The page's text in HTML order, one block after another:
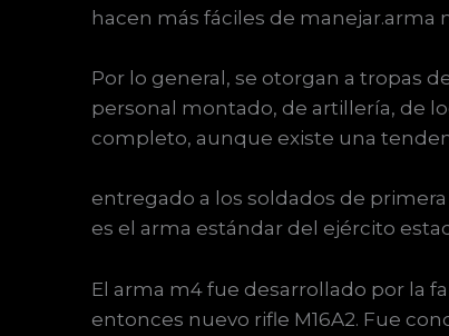
hacen más fáciles de manejar.arma
Por lo general, se otorgan a tropas
personal montado, de artillería, de
completo, aunque existe una
entregado a los soldados de
es el arma estándar del ejército
El arma m4 fue desarrollado por la
entonces nuevo rifle M16A2. Fue